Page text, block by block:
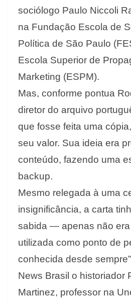
sociólogo Paulo Niccoli
na Fundação Escola de
Política de São Paulo
Escola Superior de
Marketing (ESPM).
Mas, conforme pontua
diretor do arquivo
que fosse feita uma
seu valor. Sua ideia era
conteúdo, fazendo uma
backup.
Mesmo relegada à uma
insignificância, a carta
sabida — apenas não
utilizada como ponto de
conhecida desde
News Brasil o historiador
Martinez, professor na